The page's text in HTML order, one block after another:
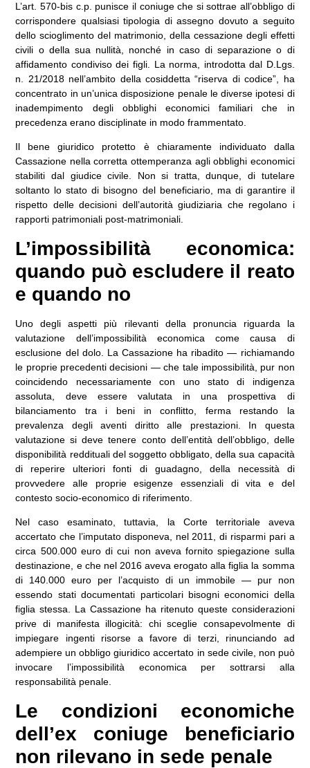
L’art. 570-bis c.p. punisce il coniuge che si sottrae all’obbligo di
corrispondere qualsiasi tipologia di assegno dovuto a seguito
dello scioglimento del matrimonio, della cessazione degli effetti
civili o della sua nullità, nonché in caso di separazione o di
affidamento condiviso dei figli. La norma, introdotta dal D.Lgs.
n. 21/2018nell’ambito della cosiddetta “riserva di codice”, ha
concentrato in un’unica disposizione penale le diverse ipotesi di
inadempimento degli obblighi economici familiari che in
precedenza erano disciplinate in modo frammentato.
Il bene giuridico protetto è chiaramente individuato dalla
Cassazione nella corretta ottemperanza agli obblighi economici
stabiliti dal giudice civile. Non si tratta, dunque, di tutelare
soltanto lo stato di bisogno del beneficiario, ma di garantire il
rispetto delle decisioni dell’autorità giudiziaria che regolano i
rapporti patrimoniali post-matrimoniali.
L’impossibilità economica:
quando può escludere il reato
e quando no
Uno degli aspetti più rilevanti della pronuncia riguarda la
valutazione dell’impossibilità economica come causa di
esclusione del dolo. La Cassazione ha ribadito — richiamando
le proprie precedenti decisioni — che tale impossibilità, pur non
coincidendo necessariamente con uno stato di indigenza
assoluta, deve essere valutata in una prospettiva di
bilanciamento tra i beni in conflitto, ferma restando la
prevalenza degli aventi diritto alle prestazioni. In questa
valutazione si deve tenere conto dell’entità dell’obbligo, delle
disponibilità reddituali del soggetto obbligato, della sua capacità
di reperire ulteriori fonti di guadagno, della necessità di
provvedere alle proprie esigenze essenziali di vita e del
contesto socio-economico di riferimento.
Nel caso esaminato, tuttavia, la Corte territoriale aveva
accertato che l’imputato disponeva, nel 2011, di risparmi pari a
circa 500.000 euro di cui non aveva fornito spiegazione sulla
destinazione, e che nel 2016 aveva erogato alla figlia la somma
di 140.000 euro per l’acquisto di un immobile — pur non
essendo stati documentati particolari bisogni economici della
figlia stessa. La Cassazione ha ritenuto queste considerazioni
prive di manifesta illogicità: chi sceglie consapevolmente di
impiegare ingenti risorse a favore di terzi, rinunciando ad
adempiere un obbligo giuridico accertato in sede civile, non può
invocare l’impossibilità economica per sottrarsi alla
responsabilità penale.
Le condizioni economiche
dell’ex coniuge beneficiario
non rilevano in sede penale